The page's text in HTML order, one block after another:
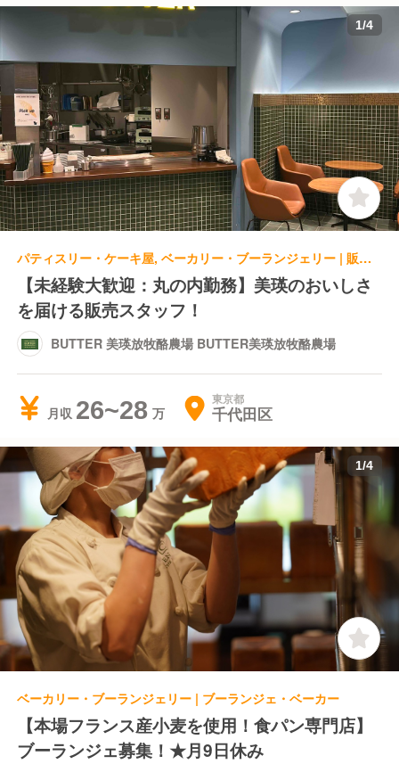
1/4
パティスリー・ケーキ屋, ベーカリー・ブーランジェリー | 販売スタッフ
【未経験大歓迎：丸の内勤務】美瑛のおいしさ
を届ける販売スタッフ！
BUTTER 美瑛放牧酪農場 BUTTER美瑛放牧酪農場
月収 26~28 東京都
千代田区
1/4
ベーカリー・ブーランジェリー | ブーランジェ・ベーカー
【本場フランス産小麦を使用！食パン専門店】
ブーランジェ募集！★月9日休み